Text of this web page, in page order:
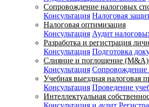
Сопровождение налоговых
Консультация Налоговая
Налоговая оптимизация
Консультация Аудит
Разработка и регистрация
Консультация Подготовка
Слияние и поглощение
Консультация Сопровождение
Учебная выездная налоговая
Консультация Проведение
Интеллектуальная
Консультация и аудит